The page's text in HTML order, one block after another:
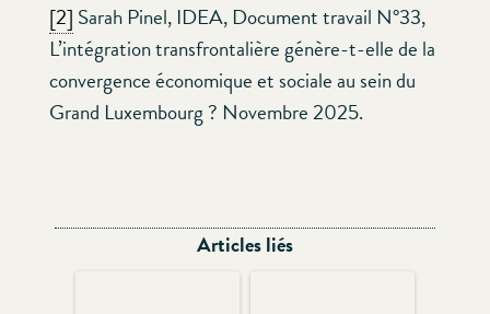
[2] Sarah Pinel, IDEA, Document travail N°33,
L’intégration transfrontalière génère-t-elle de la
convergence économique et sociale au sein du
Grand Luxembourg ? Novembre 2025.
Articles liés